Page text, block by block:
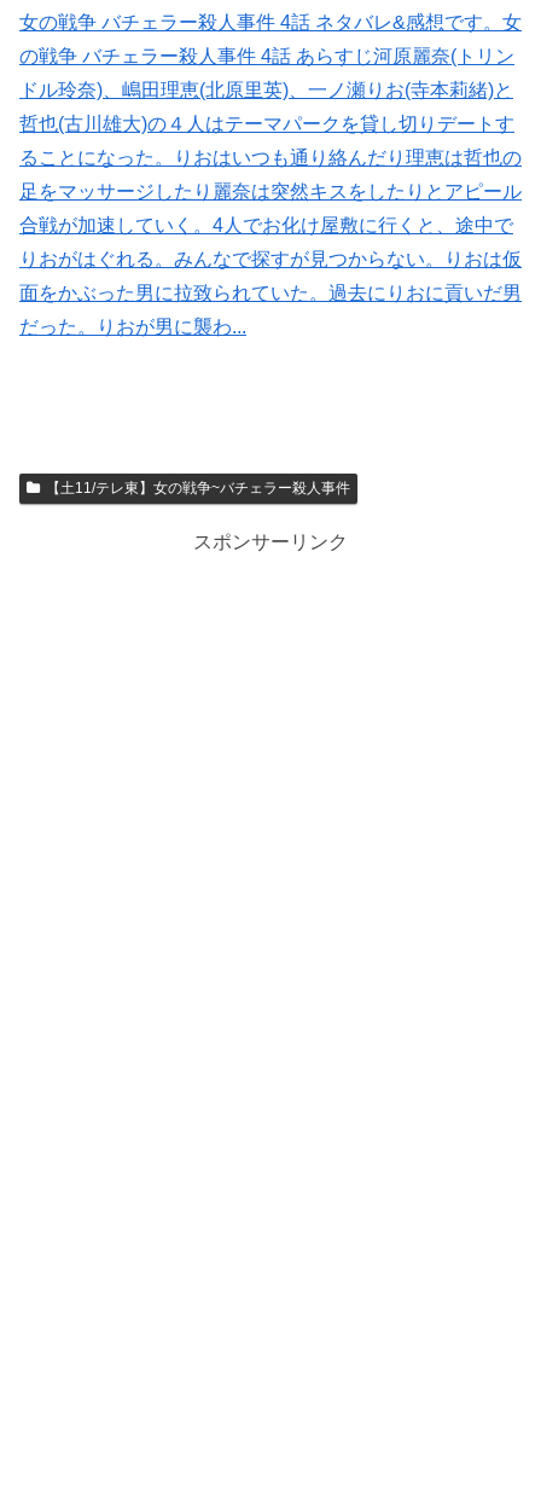
女の戦争 バチェラー殺人事件 4話 ネタバレ&感想です。女
の戦争 バチェラー殺人事件 4話 あらすじ河原麗奈(トリン
ドル玲奈)、嶋田理恵(北原里英)、一ノ瀬りお(寺本莉緒)と
哲也(古川雄大)の４人はテーマパークを貸し切りデートす
ることになった。りおはいつも通り絡んだり理恵は哲也の
足をマッサージしたり麗奈は突然キスをしたりとアピール
合戦が加速していく。4人でお化け屋敷に行くと、途中で
りおがはぐれる。みんなで探すが見つからない。りおは仮
面をかぶった男に拉致られていた。過去にりおに貢いだ男
だった。りおが男に襲わ...
【土11/テレ東】女の戦争~バチェラー殺人事件
スポンサーリンク